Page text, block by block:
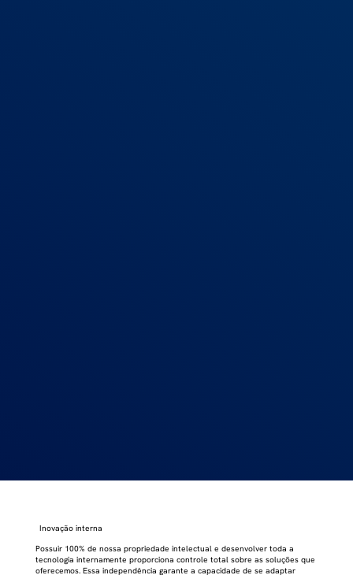
Inovação interna
Possuir 100% de nossa propriedade intelectual e desenvolver toda a
tecnologia internamente proporciona controle total sobre as soluções que
oferecemos. Essa independência garante a capacidade de se adaptar